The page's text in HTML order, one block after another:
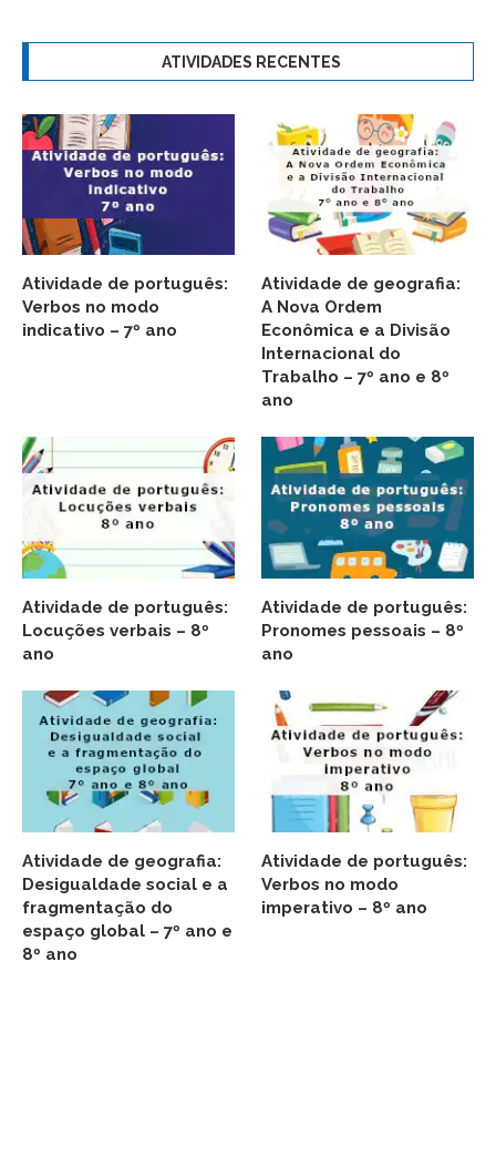
ATIVIDADES RECENTES
Atividade de português:
Verbos no modo
indicativo – 7º ano
Atividade de geografia:
A Nova Ordem
Econômica e a Divisão
Internacional do
Trabalho – 7º ano e 8º
ano
Atividade de português:
Locuções verbais – 8º
ano
Atividade de português:
Pronomes pessoais – 8º
ano
Atividade de geografia:
Desigualdade social e a
fragmentação do
espaço global – 7º ano e
8º ano
Atividade de português:
Verbos no modo
imperativo – 8º ano